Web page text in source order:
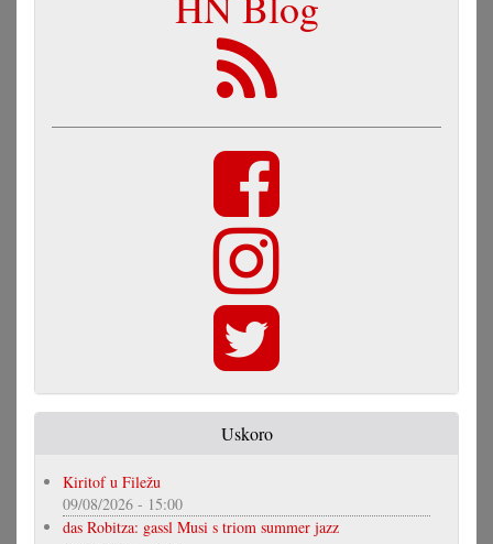
Uskoro
Kiritof u Filežu
09/08/2026 - 15:00
das Robitza: gassl Musi s triom summer jazz